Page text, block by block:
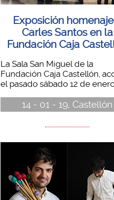
Exposición
Carles Santos en la
Fundación Caja
La Sala San Miguel de la
Fundación Caja Castellón,
el pasado sábado 12 de
14 - 01 - 19, Castellón